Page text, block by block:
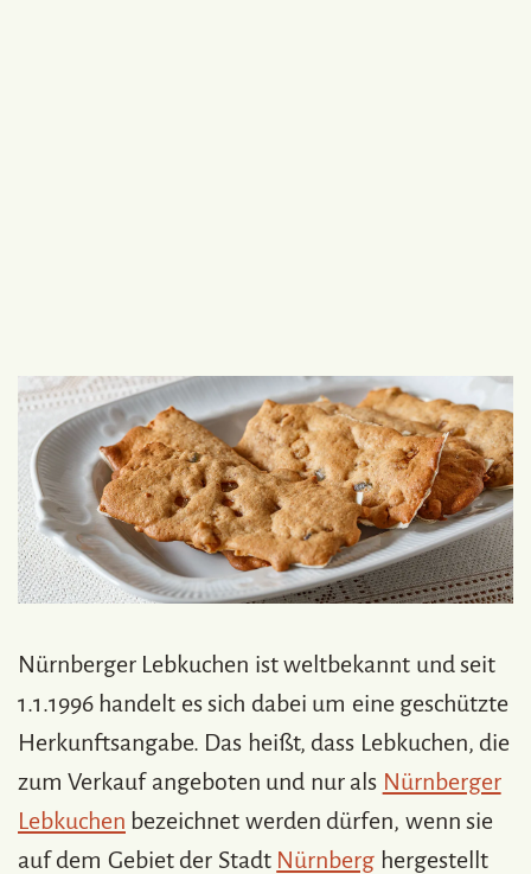
Nürnberger Lebkuchen ist weltbekannt und seit
1.1.1996 handelt es sich dabei um eine geschützte
Herkunftsangabe. Das heißt, dass Lebkuchen, die
zum Verkauf angeboten und nur als Nürnberger
Lebkuchen bezeichnet werden dürfen, wenn sie
auf dem Gebiet der Stadt Nürnberg hergestellt